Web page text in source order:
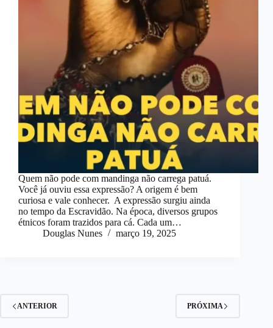
Quem não pode com mandinga não carrega patuá.
Você já ouviu essa expressão? A origem é bem
curiosa e vale conhecer. A expressão surgiu ainda
no tempo da Escravidão. Na época, diversos grupos
étnicos foram trazidos para cá. Cada um…
Douglas Nunes
março 19, 2025
ANTERIOR PRÓXIMA